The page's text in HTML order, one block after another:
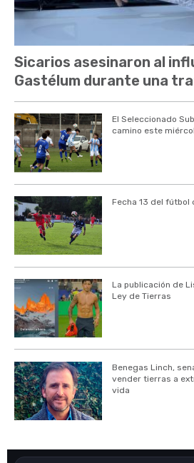
Sicarios asesinaron al
Gastélum durante una
El Seleccionado
camino este
Fecha 13 del fútbol
La publicación de
Ley de Tierras
Benegas Linch,
vender tierras a
vida